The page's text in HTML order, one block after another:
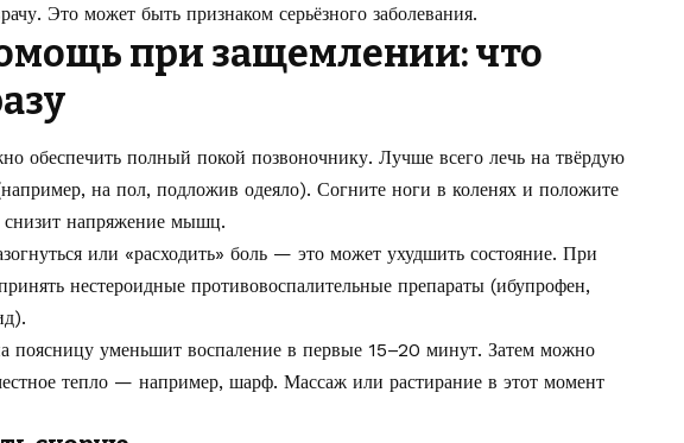
Это может быть признаком серьёзного заболевания.
при защемлении: что
обеспечить полный покой позвоночнику. Лучше всего лечь на твёрдую
на пол, подложив одеяло). Согните ноги в коленях и положите
напряжение мышц.
или «расходить» боль — это может ухудшить состояние. При
нестероидные противовоспалительные препараты (ибупрофен,
поясницу уменьшит воспаление в первые 15–20 минут. Затем можно
тепло — например, шарф. Массаж или растирание в этот момент